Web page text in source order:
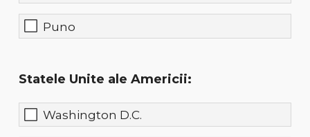
Puno
Statele Unite ale Americii:
Washington D.C.